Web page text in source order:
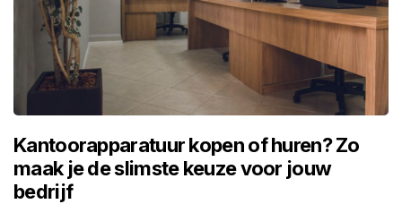
Kantoorapparatuur kopen of huren? Zo
maak je de slimste keuze voor jouw
bedrijf